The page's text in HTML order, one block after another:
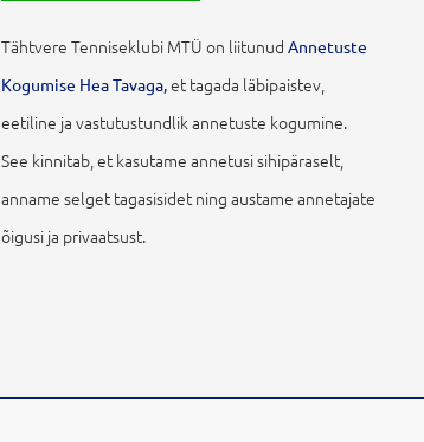
Tähtvere Tenniseklubi MTÜ on liitunudAnnetuste
Kogumise Hea Tavaga,et tagada läbipaistev,
eetiline ja vastutustundlik annetuste kogumine.
See kinnitab, et kasutame annetusi sihipäraselt,
anname selget tagasisidet ning austame annetajate
õigusi ja privaatsust.